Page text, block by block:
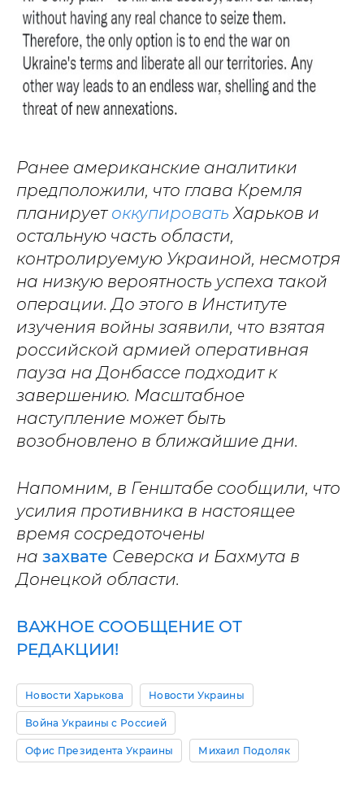
Ранее американские аналитики
предположили, что глава Кремля
планирует оккупировать Харьков и
остальную часть области,
контролируемую Украиной, несмотря
на низкую вероятность успеха такой
операции. До этого в Институте
изучения войны заявили, что взятая
российской армией оперативная
пауза на Донбассе подходит к
завершению. Масштабное
наступление может быть
возобновлено в ближайшие дни.
Напомним, в Генштабе сообщили, что
усилия противника в настоящее
время сосредоточены
на захвате Северска и Бахмута в
Донецкой области.
ВАЖНОЕ СООБЩЕНИЕ ОТ
РЕДАКЦИИ!
Новости Харькова Новости Украины
Война Украины с Россией
Офис Президента Украины Михаил Подоляк